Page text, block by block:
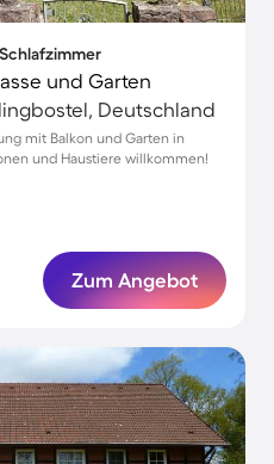
und Garten
Deutschland
mit Balkon und Garten in
und Haustiere willkommen!
Zum Angebot